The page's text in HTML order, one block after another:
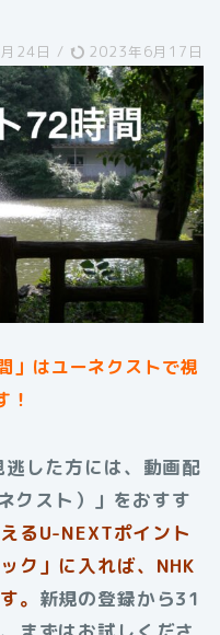
24日 / 2023年6月17日
」はユーネクストで視
！
した方には、動画配
クスト）」をおすす
るU-NEXTポイント
ク」に入れば、NHK
。 新規の登録から31